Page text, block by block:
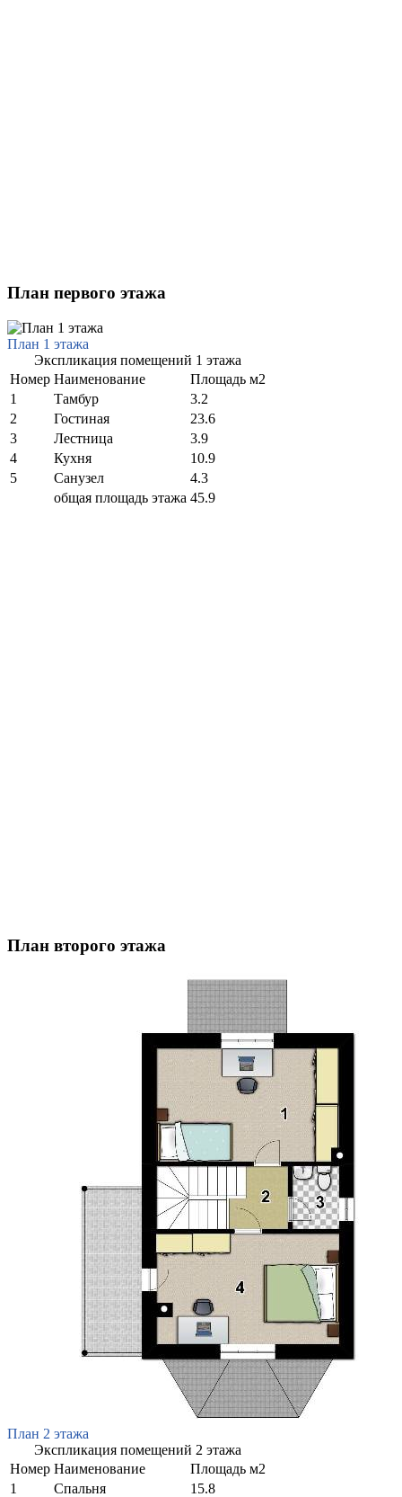
План первого этажа
План 1 этажа
Экспликация помещений 1 этажа
Номер Наименование
Площадь м2
1
Тамбур
3.2
2
Гостиная
23.6
3
Лестница
3.9
4
Кухня
10.9
5
Санузел
4.3
общая площадь этажа 45.9
План второго этажа
План 2 этажа
Экспликация помещений 2 этажа
Номер Наименование
Площадь м2
1
Спальня
15.8